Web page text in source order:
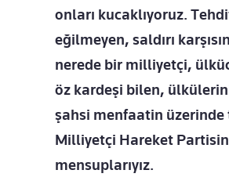
onları kucaklıyoruz.
eğilmeyen, saldırı
nerede bir milliyetçi,
öz kardeşi bilen,
şahsi menfaatin üzerinde
Milliyetçi Hareket
mensuplarıyız.